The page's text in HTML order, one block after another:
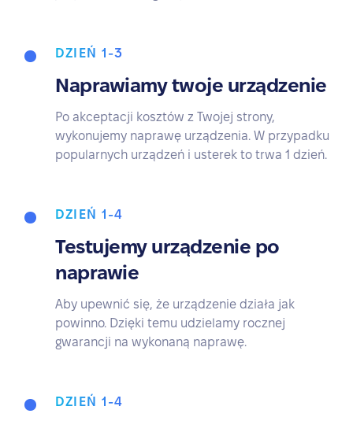
DZIEŃ 1-3
Naprawiamy twoje urządzenie
Po akceptacji kosztów z Twojej strony,
wykonujemy naprawę urządzenia. W przypadku
popularnych urządzeń i usterek to trwa 1 dzień.
DZIEŃ 1-4
Testujemy urządzenie po
naprawie
Aby upewnić się, że urządzenie działa jak
powinno. Dzięki temu udzielamy rocznej
gwarancji na wykonaną naprawę.
DZIEŃ 1-4